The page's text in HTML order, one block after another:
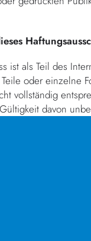
ist als Teil des
oder einzelne
vollständig
davon